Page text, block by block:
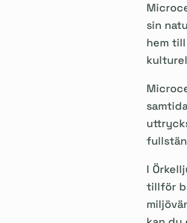
sin
hem
I
tillför